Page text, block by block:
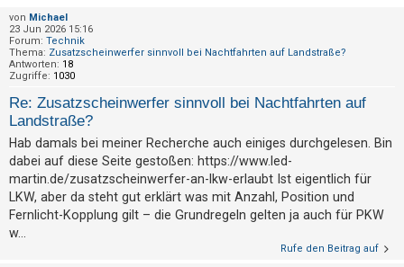
R
e
i
s
t
r
i
e
r
von Michael
23 Jun 2026 15:16
Forum: Technik
Thema: Zusatzscheinwerfer sinnvoll bei Nachtfahrten auf Landstraße?
Antworten: 18
Zugriffe: 1030
Re: Zusatzscheinwerfer sinnvoll bei Nachtfahrten auf
Landstraße?
Hab damals bei meiner Recherche auch einiges durchgelesen. Bin
dabei auf diese Seite gestoßen: https://www.led-
martin.de/zusatzscheinwerfer-an-lkw-erlaubt Ist eigentlich für
LKW, aber da steht gut erklärt was mit Anzahl, Position und
Fernlicht-Kopplung gilt – die Grundregeln gelten ja auch für PKW
w...
Rufe den Beitrag auf